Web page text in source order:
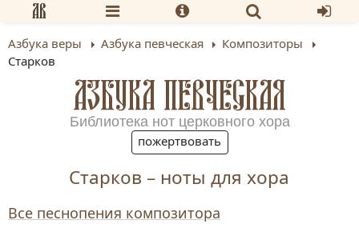
Азбука веры Азбука певческая
Композиторы
Старков
АЗБУКА ПЕВЧЕСКАЯ
Библиотека нот церковного хора
пожертвовать
Старков – ноты для хора
Все песнопения композитора